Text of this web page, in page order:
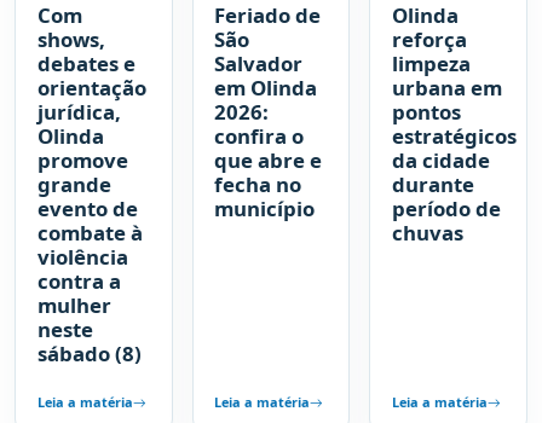
Com
shows,
debates e
orientação
jurídica,
Olinda
promove
grande
evento de
combate à
violência
contra a
mulher
neste
sábado (8)
Leia a matéria
Feriado de
São
Salvador
em Olinda
2026:
confira o
que abre e
fecha no
município
Leia a matéria
Olinda
reforça
limpeza
urbana em
pontos
estratégicos
da cidade
durante
período de
chuvas
Leia a matéria